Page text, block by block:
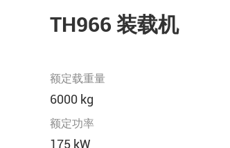
TH966 装载机
额定载重量
6000 kg
额定功率
175 kW